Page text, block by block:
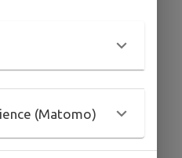
(Matomo)